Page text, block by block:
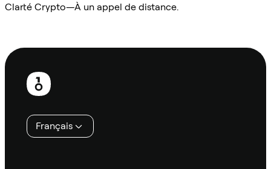
Clarté Crypto—À un appel de distance.
Pied
page
Français